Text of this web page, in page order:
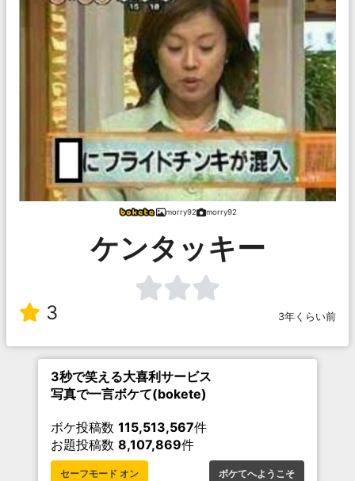
morry92 morry92
ケンタッキー
3 3年くらい前
3秒で笑える大喜利サービス
写真で一言ボケて(bokete)
ボケ投稿数 115,513,567件
お題投稿数 8,107,869件
セーフモード オン ボケてへようこそ